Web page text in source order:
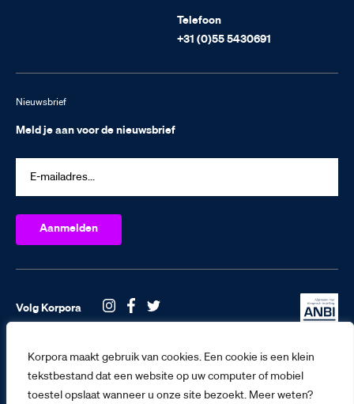
Korpora maakt gebruik van cookies. Een cookie is een klein
tekstbestand dat een website op uw computer of mobiel
toestel opslaat wanneer u onze site bezoekt. Meer weten?
Telefoon
+31 (0)55 5430691
Nieuwsbrief
Meld je aan voor de nieuwsbrief
Volg Korpora